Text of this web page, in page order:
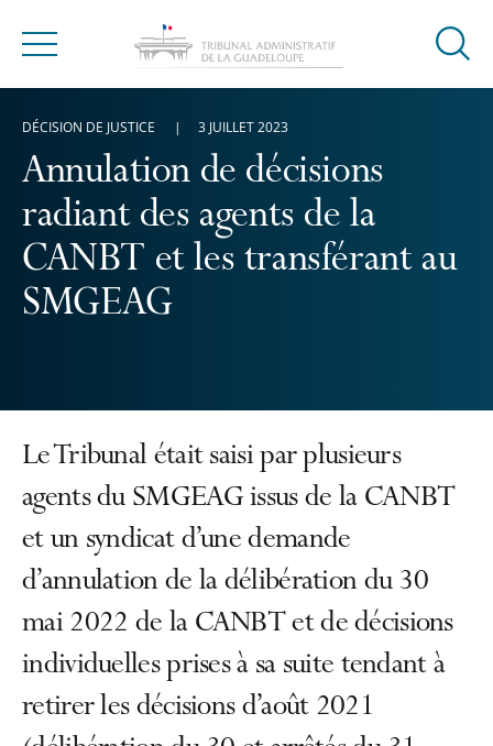
Menu
Ouvrir
Annulation de décisions
radiant des agents de la
CANBT et les transférant au
SMGEAG
DÉCISION DE JUSTICE 3 JUILLET 2023
Le Tribunal était saisi par plusieurs
agents du SMGEAG issus de la CANBT
et un syndicat d’une demande
d’annulation de la délibération du 30
mai 2022 de la CANBT et de décisions
individuelles prises à sa suite tendant à
retirer les décisions d’août 2021